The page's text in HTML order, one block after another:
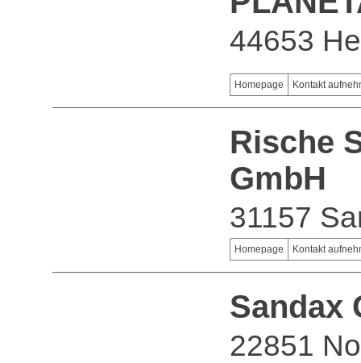
44653
Homepage Kontakt
Rische
GmbH
31157
Homepage Kontakt
Sandax
22851